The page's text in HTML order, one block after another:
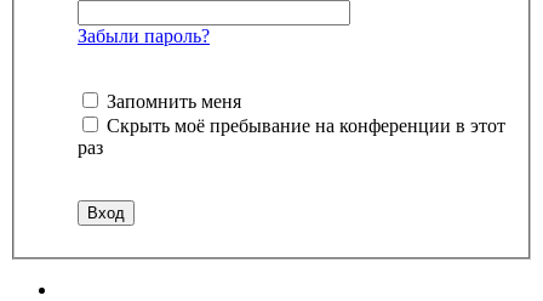
Забыли пароль?
Запомнить меня
Скрыть моё пребывание на конференции в этот
раз